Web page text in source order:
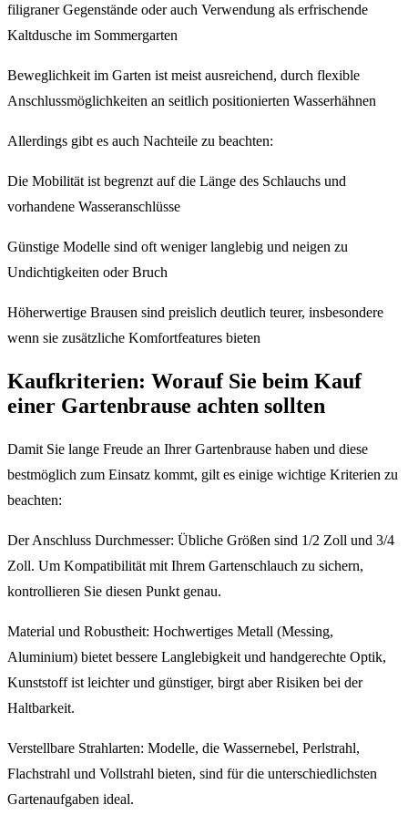
filigraner Gegenstände oder auch Verwendung als erfrischende
Kaltdusche im Sommergarten
Beweglichkeit im Garten ist meist ausreichend, durch flexible
Anschlussmöglichkeiten an seitlich positionierten Wasserhähnen
Allerdings gibt es auch Nachteile zu beachten:
Die Mobilität ist begrenzt auf die Länge des Schlauchs und
vorhandene Wasseranschlüsse
Günstige Modelle sind oft weniger langlebig und neigen zu
Undichtigkeiten oder Bruch
Höherwertige Brausen sind preislich deutlich teurer, insbesondere
wenn sie zusätzliche Komfortfeatures bieten
Kaufkriterien: Worauf Sie beim Kauf
einer Gartenbrause achten sollten
Damit Sie lange Freude an Ihrer Gartenbrause haben und diese
bestmöglich zum Einsatz kommt, gilt es einige wichtige Kriterien zu
beachten:
Der Anschluss Durchmesser: Übliche Größen sind 1/2 Zoll und 3/4
Zoll. Um Kompatibilität mit Ihrem Gartenschlauch zu sichern,
kontrollieren Sie diesen Punkt genau.
Material und Robustheit: Hochwertiges Metall (Messing,
Aluminium) bietet bessere Langlebigkeit und handgerechte Optik,
Kunststoff ist leichter und günstiger, birgt aber Risiken bei der
Haltbarkeit.
Verstellbare Strahlarten: Modelle, die Wassernebel, Perlstrahl,
Flachstrahl und Vollstrahl bieten, sind für die unterschiedlichsten
Gartenaufgaben ideal.